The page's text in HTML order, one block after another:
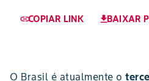
COPIAR LINK
link BAIXAR
download
O Brasil é atualmente o